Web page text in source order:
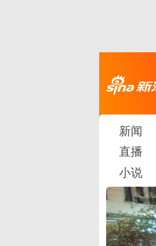
新闻
直播
小说